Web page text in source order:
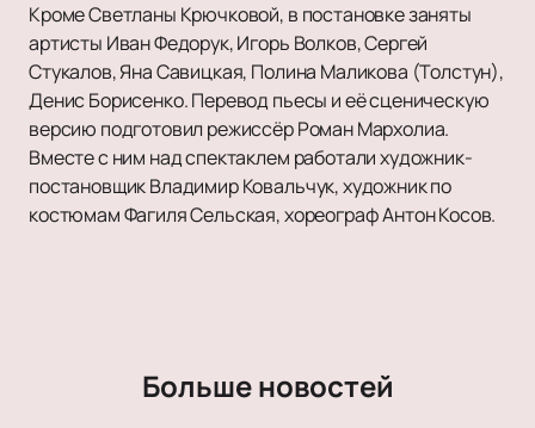
Кроме Светланы Крючковой, в постановке заняты
артисты Иван Федорук, Игорь Волков, Сергей
Стукалов, Яна Савицкая, Полина Маликова (Толстун),
Денис Борисенко. Перевод пьесы и её сценическую
версию подготовил режиссёр Роман Мархолиа.
Вместе с ним над спектаклем работали художник-
постановщик Владимир Ковальчук, художник по
костюмам Фагиля Сельская, хореограф Антон Косов.
Больше новостей